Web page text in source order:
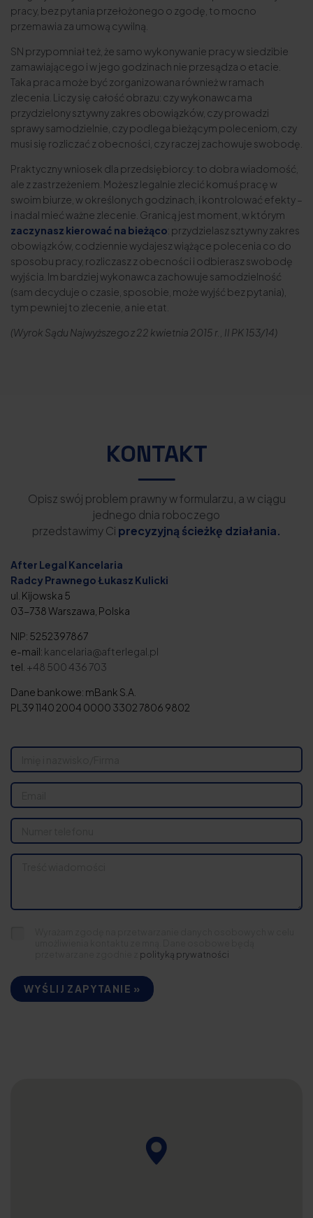
pracy, bez pytania przełożonego o zgodę, to mocno
przemawia za umową cywilną.
SN przypomniał też, że samo wykonywanie pracy w siedzibie
zamawiającego i w jego godzinach nie przesądza o etacie.
Taka praca może być zorganizowana również w ramach
zlecenia. Liczy się całość obrazu: czy wykonawca ma
przydzielony sztywny zakres obowiązków, czy prowadzi
sprawy samodzielnie, czy podlega bieżącym poleceniom, czy
musi się rozliczać z obecności, czy raczej zachowuje swobodę.
Praktyczny wniosek dla przedsiębiorcy: to dobra wiadomość,
ale z zastrzeżeniem. Możesz legalnie zlecić komuś pracę w
swoim biurze, w określonych godzinach, i kontrolować efekty –
i nadal mieć ważne zlecenie. Granicą jest moment, w którym
zaczynasz kierować na bieżąco: przydzielasz sztywny zakres
obowiązków, codziennie wydajesz wiążące polecenia co do
sposobu pracy, rozliczasz z obecności i odbierasz swobodę
wyjścia. Im bardziej wykonawca zachowuje samodzielność
(sam decyduje o czasie, sposobie, może wyjść bez pytania),
tym pewniej to zlecenie, a nie etat.
(Wyrok Sądu Najwyższego z 22 kwietnia 2015 r., II PK 153/14)
KONTAKT
Opisz swój problem prawny w formularzu, a w ciągu
jednego dnia roboczego
przedstawimy Ci precyzyjną ścieżkę działania.
After Legal Kancelaria
Radcy Prawnego Łukasz Kulicki
ul. Kijowska 5
03-738 Warszawa, Polska
NIP: 5252397867
e-mail: kancelaria@afterlegal.pl
tel. +48 500 436 703
Dane bankowe: mBank S.A.
PL39 1140 2004 0000 3302 7806 9802
polityką prywatności
WYŚLIJ ZAPYTANIE »